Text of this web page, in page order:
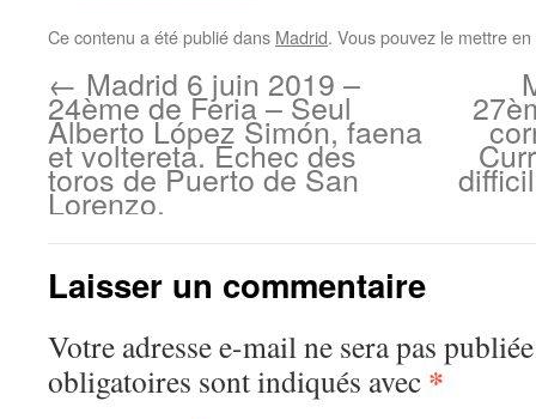
Ce contenu a été publié dans Madrid. Vous pouvez le mettre
← Madrid 6 juin 2019 –
24ème de Feria – Seul
Alberto López Simón, faena
et voltereta. Echec des
toros de Puerto de San
Lorenzo.
Laisser un commentaire
Votre adresse e-mail ne sera pas
obligatoires sont indiqués avec *